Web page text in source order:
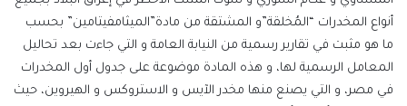
أنواع المخدرات “المُخلقة”و المشتقة من مادة”الميثامفيتامين” بحسب
ما هو مثبت في تقارير رسمية من النيابة العامة و التي جاءت بعد تحاليل
المعامل الرسمية لها، و هذه المادة موضوعة على جدول أول المخدرات
في مصر، و التي يصنع منها مخدر الآيس و الاستروكس و الهيروين، حيث